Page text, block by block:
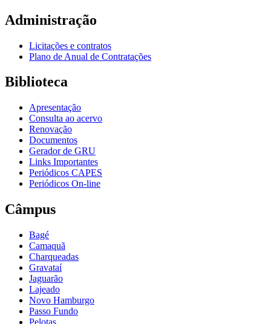
Administração
Licitações e contratos
Plano de Anual de Contratações
Biblioteca
Apresentação
Consulta ao acervo
Renovação
Documentos
Gerador de GRU
Links Importantes
Periódicos CAPES
Periódicos On-line
Câmpus
Bagé
Camaquã
Charqueadas
Gravataí
Jaguarão
Lajeado
Novo Hamburgo
Passo Fundo